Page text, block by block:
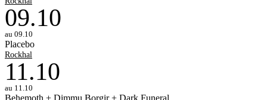
09.10
au 09.10
Placebo
Rockhal
11.10
au 11.10
Behemoth + Dimmu Borgir + Dark Funeral